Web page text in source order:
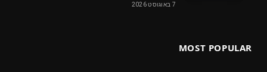
7 באוגוסט 2026
MOST POPULAR